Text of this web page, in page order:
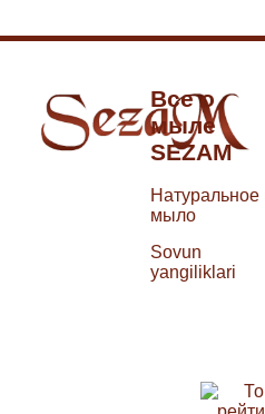
Все о
мыле
SEZAM
Натуральное
мыло
Sovun
yangiliklari